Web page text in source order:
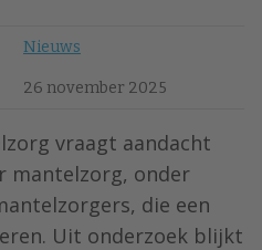
Nieuws
26 november 2025
vraagt aandacht
mantelzorg, onder
die een
Uit onderzoek blijkt